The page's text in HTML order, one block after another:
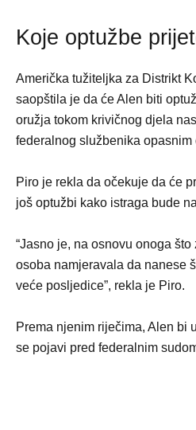
Koje optužbe
Američka tužiteljka za Distrikt
saopštila je da će Alen biti
oružja tokom krivičnog djela
federalnog službenika opasnim
Piro je rekla da očekuje da će
još optužbi kako istraga bude
“Jasno je, na osnovu onoga
osoba namjeravala da nanese
veće posljedice”, rekla je Piro.
Prema njenim riječima, Alen bi
se pojavi pred federalnim